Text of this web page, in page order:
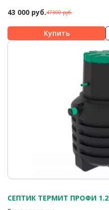
43 000 руб.47300 руб.
СЕПТИК ТЕРМИТ ПРОФИ 1.2